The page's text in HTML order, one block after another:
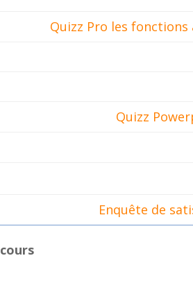
Quizz Pro les fonctions
Quizz
Enquête de